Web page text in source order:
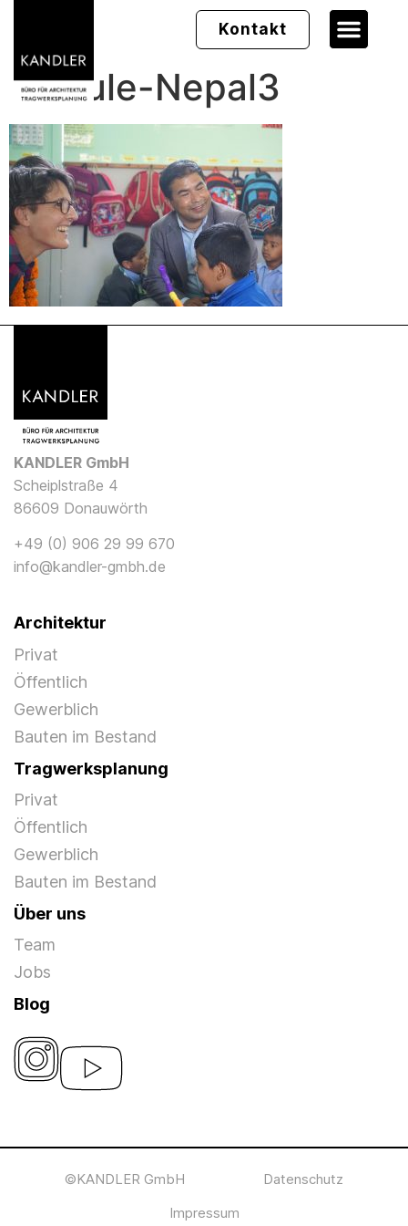
Kontakt
Schule-Nepal3
KANDLER GmbH
Scheiplstraße 4
86609 Donauwörth
+49 (0) 906 29 99 670
info@kandler-gmbh.de
Architektur
Privat
Öffentlich
Gewerblich
Bauten im Bestand
Tragwerksplanung
Privat
Öffentlich
Gewerblich
Bauten im Bestand
Über uns
Team
Jobs
Blog
©KANDLER GmbH
Datenschutz
Impressum